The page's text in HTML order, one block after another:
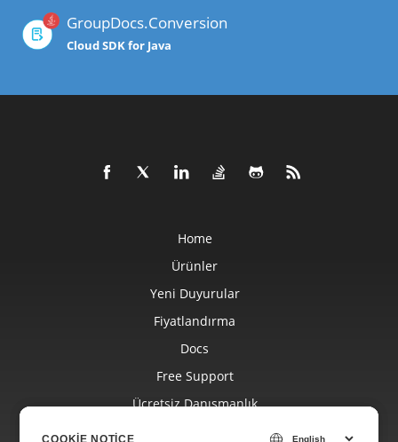
GroupDocs.Conversion
Cloud SDK for Java
COOKIE NOTICE
Home
Ürünler
Yeni Duyurular
Fiyatlandırma
Docs
Free Support
Ücretsiz Danışmanlık
COOKIE NOTICE